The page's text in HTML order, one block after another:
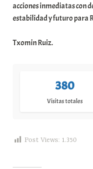
acciones inmediatas con
estabilidad y futuro para
Txomin Ruiz.
380
Visitas totales
Post Views: 1.350